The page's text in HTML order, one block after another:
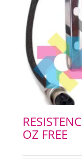
OZ FREE